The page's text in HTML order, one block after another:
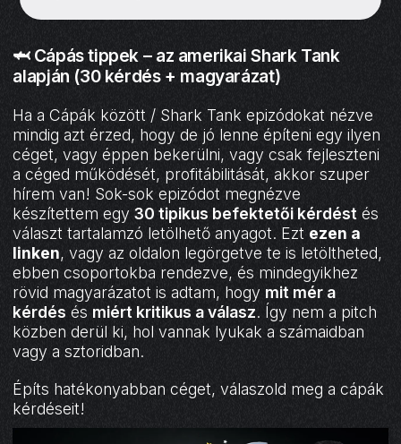
🦈 Cápás tippek – az amerikai Shark Tank
alapján (30 kérdés + magyarázat)
Ha a Cápák között / Shark Tank epizódokat nézve
mindig azt érzed, hogy de jó lenne építeni egy ilyen
céget, vagy éppen bekerülni, vagy csak fejleszteni
a céged működését, profitábilitását, akkor szuper
hírem van! Sok-sok epizódot megnézve
készítettem egy30 tipikus befektetői kérdést és
választ tartalamzó letölhető anyagot. Ezt ezen a
linken, vagy az oldalon legörgetve te is letöltheted,
ebben csoportokba rendezve, és mindegyikhez
rövid magyarázatot is adtam, hogy mit mér a
kérdés és miért kritikus a válasz. Így nem a pitch
közben derül ki, hol vannak lyukak a számaidban
vagy a sztoridban.
Építs hatékonyabban céget, válaszold meg a cápák
kérdéseit!